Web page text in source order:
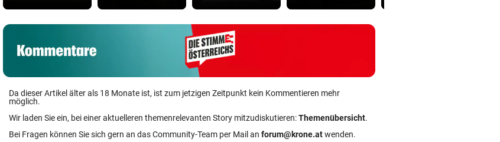
Da dieser Artikel älter als 18 Monate ist, ist zum jetzigen Zeitpunkt kein Kommentieren mehr
möglich.
Wir laden Sie ein, bei einer aktuelleren themenrelevanten Story mitzudiskutieren:Themenübersicht.
Bei Fragen können Sie sich gern an das Community-Team per Mail an forum@krone.atwenden.